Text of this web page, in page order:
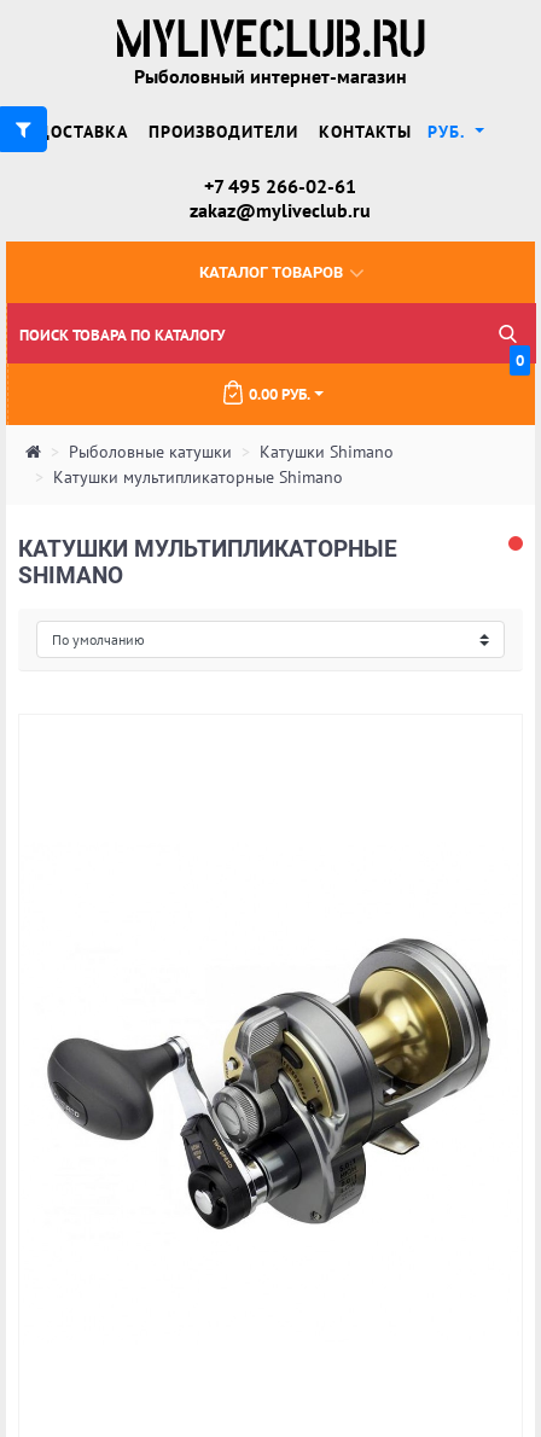
Рыболовный интернет-магазин
ДОСТАВКА ПРОИЗВОДИТЕЛИ КОНТАКТЫ РУБ.
+7 495 266-02-61
zakaz@myliveclub.ru
КАТАЛОГ ТОВАРОВ
0
0.00 РУБ.
Рыболовные катушки
Катушки Shimano
Катушки мультипликаторные Shimano
КАТУШКИ МУЛЬТИПЛИКАТОРНЫЕ
SHIMANO